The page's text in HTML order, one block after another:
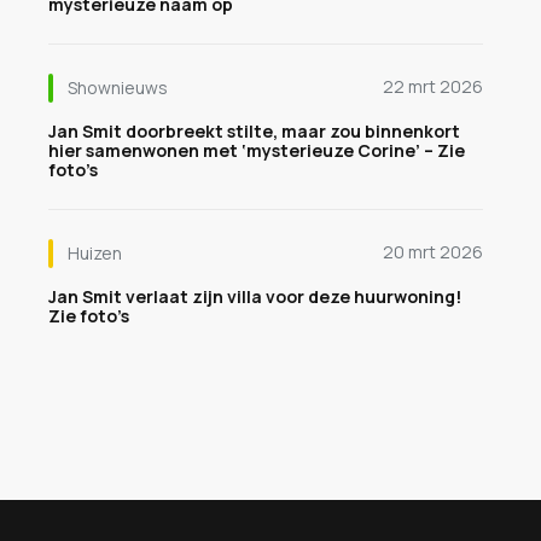
Shownieuws
22 mrt 2026
Jan Smit doorbreekt stilte, maar zou binnenkort
hier samenwonen met ‘mysterieuze Corine’ – Zie
foto’s
Huizen
20 mrt 2026
Jan Smit verlaat zijn villa voor deze huurwoning!
Zie foto’s